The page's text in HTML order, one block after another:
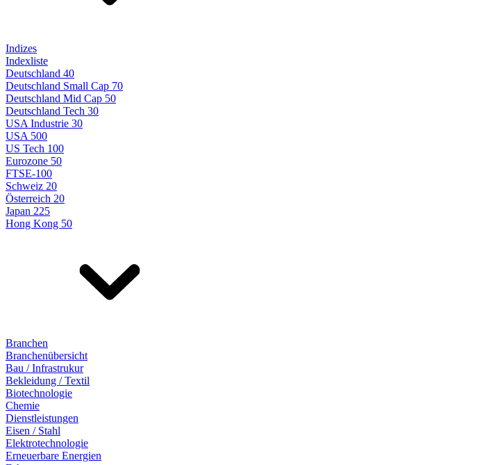
Indizes
Indexliste
Deutschland 40
Deutschland Small Cap 70
Deutschland Mid Cap 50
Deutschland Tech 30
USA Industrie 30
USA 500
US Tech 100
Eurozone 50
FTSE-100
Schweiz 20
Österreich 20
Japan 225
Hong Kong 50
Branchen
Branchenübersicht
Bau / Infrastrukur
Bekleidung / Textil
Biotechnologie
Chemie
Dienstleistungen
Eisen / Stahl
Elektrotechnologie
Erneuerbare Energien